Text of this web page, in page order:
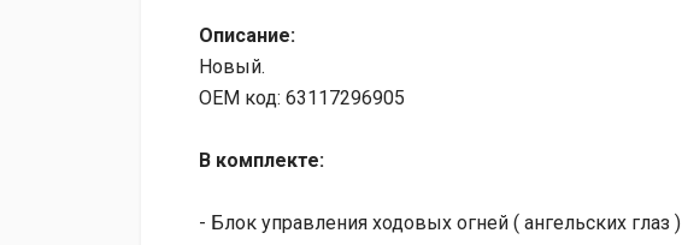
Описание:
Новый.
OEM код: 63117296905
В комплекте:
- Блок управления ходовых огней ( ангельских глаз )